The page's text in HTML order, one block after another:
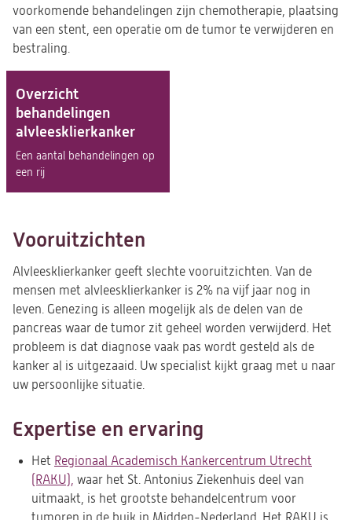
voorkomende behandelingen zijn chemotherapie, plaatsing
van een stent, een operatie om de tumor te verwijderen en
bestraling.
Overzicht
behandelingen
alvleesklierkanker
Een aantal behandelingen op
een rij
Vooruitzichten
Alvleesklierkanker geeft slechte vooruitzichten. Van de
mensen met alvleesklierkanker is 2% na vijf jaar nog in
leven. Genezing is alleen mogelijk als de delen van de
pancreas waar de tumor zit geheel worden verwijderd. Het
probleem is dat diagnose vaak pas wordt gesteld als de
kanker al is uitgezaaid. Uw specialist kijkt graag met u naar
uw persoonlijke situatie.
Expertise en ervaring
Het Regionaal Academisch Kankercentrum Utrecht
(RAKU), waar het St. Antonius Ziekenhuis deel van
uitmaakt, is het grootste behandelcentrum voor